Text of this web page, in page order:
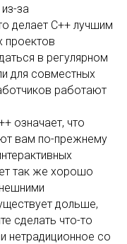
за
делает C++ лучшим
в регулярном
для совместных
работают
означает, что
вам по-прежнему
так же хорошо
дольше,
сделать что-то
нетрадиционное со